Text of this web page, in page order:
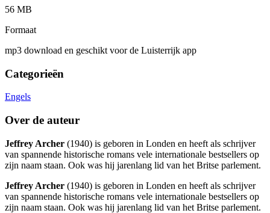
56 MB
Formaat
mp3 download en geschikt voor de Luisterrijk app
Categorieën
Engels
Over de auteur
Jeffrey Archer (1940) is geboren in Londen en heeft als schrijver
van spannende historische romans vele internationale bestsellers op
zijn naam staan. Ook was hij jarenlang lid van het Britse parlement.
Jeffrey Archer (1940) is geboren in Londen en heeft als schrijver
van spannende historische romans vele internationale bestsellers op
zijn naam staan. Ook was hij jarenlang lid van het Britse parlement.